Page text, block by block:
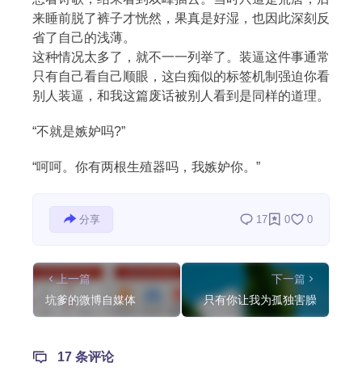
搜索
热门分类
来睡前脱了裤子才恍然，果真是好湿，也因此深刻反
省了自己的浅薄。
这种情况太多了，就不一一列举了。装逼这件事通常
只有自己看自己顺眼，这白痴似的标签机制强迫你看
别人装逼，和我这篇废话被别人看到是同样的道理。
“不就是嫉妒吗?”
“呵呵。你有两根生殖器吗，我嫉妒你。”
分享 17 0 0
上一篇
坑爹的微博自媒体
下一篇
只有你让我为孤独害臊
17 条评论